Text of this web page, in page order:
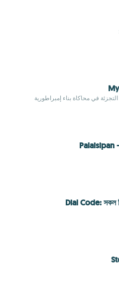
في محاكاة بناء إمبراطورية
Palaisipan
Dial Code: সকল